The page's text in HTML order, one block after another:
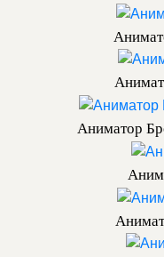
Аниматор